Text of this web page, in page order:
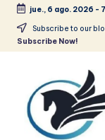
Saltar
jue., 6 ago. 2026 -
Subscribe to our
Subscribe Now!